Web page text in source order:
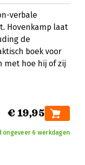
verbale
Hovenkamp laat
de
boek voor
met hoe hij of zij
€ 19,95
ongeveer 6 werkdagen